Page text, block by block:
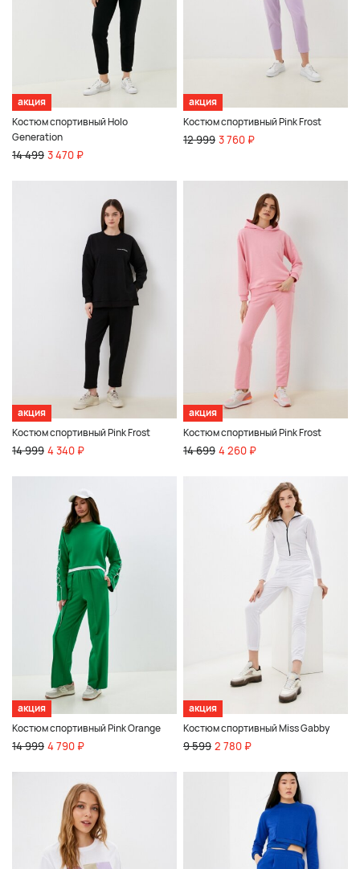
акция
Костюм спортивный Holo
Generation
14 499 3 470 ₽
акция
Костюм спортивный Pink Frost
12 999 3 760 ₽
акция
Костюм спортивный Pink Frost
14 999 4 340 ₽
акция
Костюм спортивный Pink Frost
14 699 4 260 ₽
акция
Костюм спортивный Pink Orange
14 999 4 790 ₽
акция
Костюм спортивный Miss Gabby
9 599 2 780 ₽